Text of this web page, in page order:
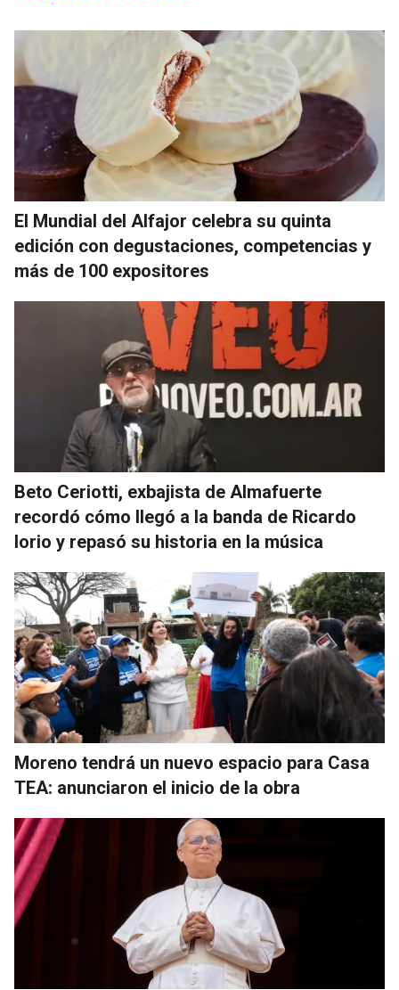
El Mundial del Alfajor celebra su quinta
edición con degustaciones, competencias y
más de 100 expositores
Beto Ceriotti, exbajista de Almafuerte
recordó cómo llegó a la banda de Ricardo
Iorio y repasó su historia en la música
Moreno tendrá un nuevo espacio para Casa
TEA: anunciaron el inicio de la obra